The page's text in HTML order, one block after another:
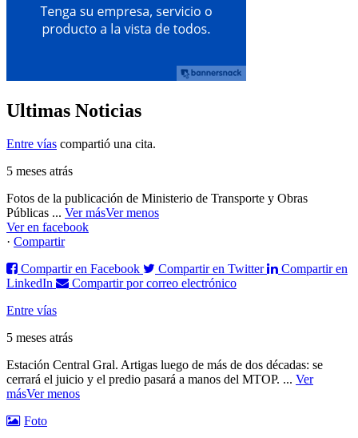
Ultimas Noticias
Entre vías compartió una cita.
5 meses atrás
Fotos de la publicación de Ministerio de Transporte y Obras
Públicas ... Ver másVer menos
Ver en facebook
· Compartir
Compartir en Facebook
Compartir en Twitter
Compartir en
LinkedIn
Compartir por correo electrónico
Entre vías
5 meses atrás
Estación Central Gral. Artigas luego de más de dos décadas: se
cerrará el juicio y el predio pasará a manos del MTOP. ... Ver
másVer menos
Foto